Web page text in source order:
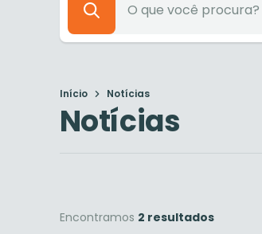
Início Notícias
Notícias
Encontramos 2 resultados